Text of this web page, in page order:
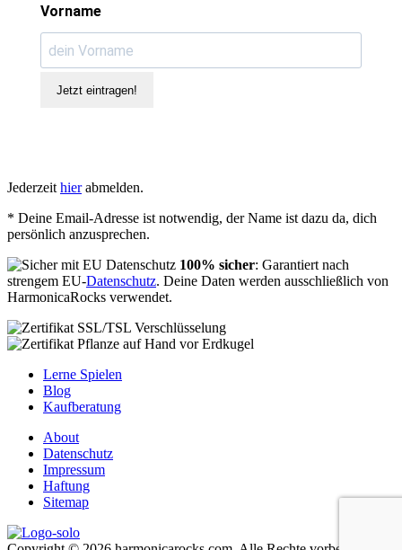
Vorname
Jetzt eintragen!
Jederzeit hierabmelden.
* Deine Email-Adresse ist notwendig, der Name ist dazu da, dich
persönlich anzusprechen.
100% sicher: Garantiert nach
strengem EU-Datenschutz. Deine Daten werden ausschließlich von
HarmonicaRocks verwendet.
Lerne Spielen
Blog
Kaufberatung
About
Datenschutz
Impressum
Haftung
Sitemap